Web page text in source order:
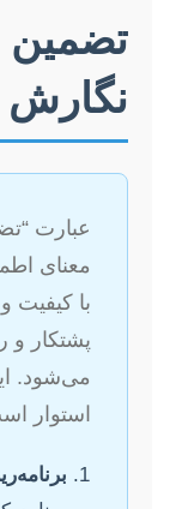
تضمین
نگارش
عبارت
معنای
با کیفیت
پشتکار
می‌شود.
استوار